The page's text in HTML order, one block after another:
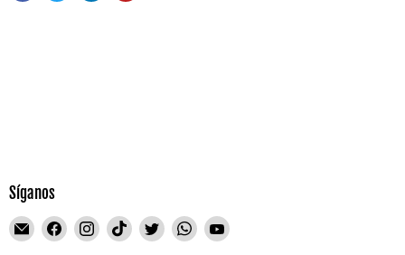
Síganos
Encuéntrenos
Encuéntrenos
Encuéntrenos
Encuéntrenos
EncuéntrenosEncuéntrenosEncuéntrenos